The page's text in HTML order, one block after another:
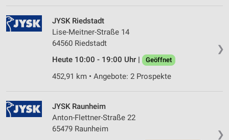
❯
JYSK Riedstadt
Lise-Meitner-Straße 14
64560 Riedstadt
Heute 10:00 - 19:00 Uhr |
Geöffnet
452,91 km • Angebote: 2 Prospekte
❯
JYSK Raunheim
Anton-Flettner-Straße 22
65479 Raunheim